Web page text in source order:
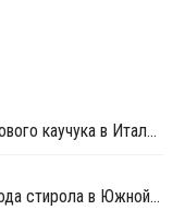
Versalis закрыл завод стирол-бутадиенового каучука в Италии на ремонт
Lotte Chemical возобновила работу завода стирола в Южной Корее